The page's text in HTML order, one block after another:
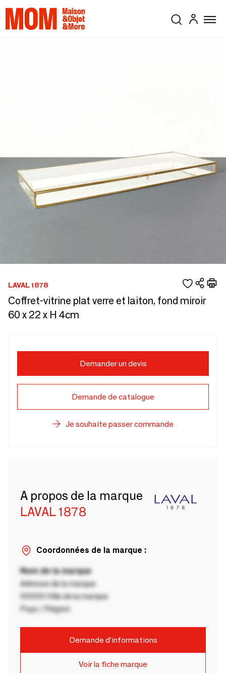
LAVAL 1878
Coffret-vitrine plat verre et laiton, fond miroir
60 x 22 x H 4cm
Demander un devis
Demande de catalogue
Je souhaite passer commande
A propos de la marque
LAVAL 1878
Coordonnées de la marque :
Nom de la marque
Adresse de la marque
00000 Ville de la marque
Pays / Région
Demande d'informations
Voir la fiche marque